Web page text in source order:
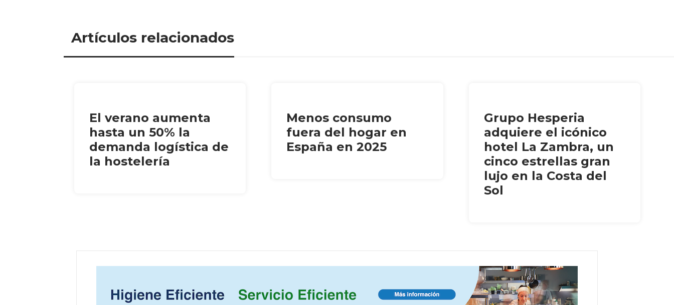
Artículos relacionados
El verano aumenta
hasta un 50% la
demanda logística de
la hostelería
Menos consumo
fuera del hogar en
España en 2025
Grupo Hesperia
adquiere el icónico
hotel La Zambra, un
cinco estrellas gran
lujo en la Costa del
Sol